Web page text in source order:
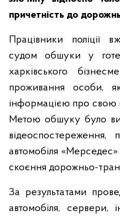
причетність до
Працівники поліції
судом обшуки у
харківського
проживання особи,
інформацією про свою
Метою обшуку було
відеоспостереження,
автомобіля
скоєння дорожньо-
За результатами
автомобіля, сервери,